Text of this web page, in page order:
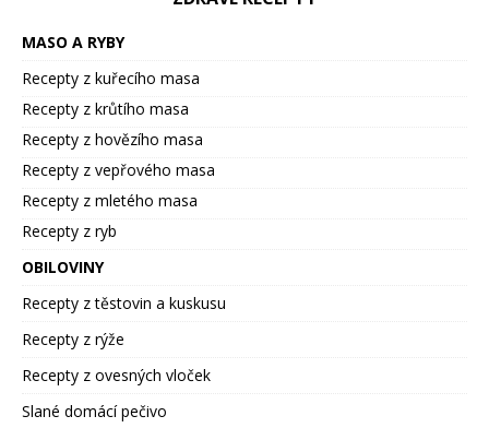
MASO A RYBY
Recepty z kuřecího masa
Recepty z krůtího masa
Recepty z hovězího masa
Recepty z vepřového masa
Recepty z mletého masa
Recepty z ryb
OBILOVINY
Recepty z těstovin a kuskusu
Recepty z rýže
Recepty z ovesných vloček
Slané domácí pečivo